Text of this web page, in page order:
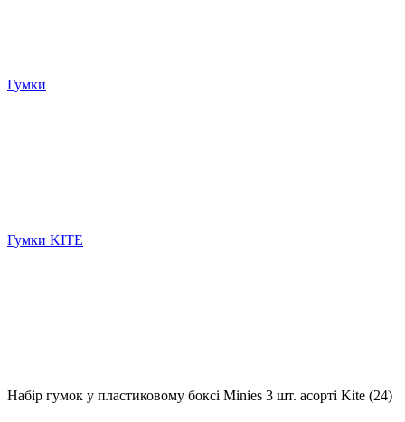
Гумки
Гумки KITE
Набір гумок у пластиковому боксі Minies 3 шт. асорті Kite (24)